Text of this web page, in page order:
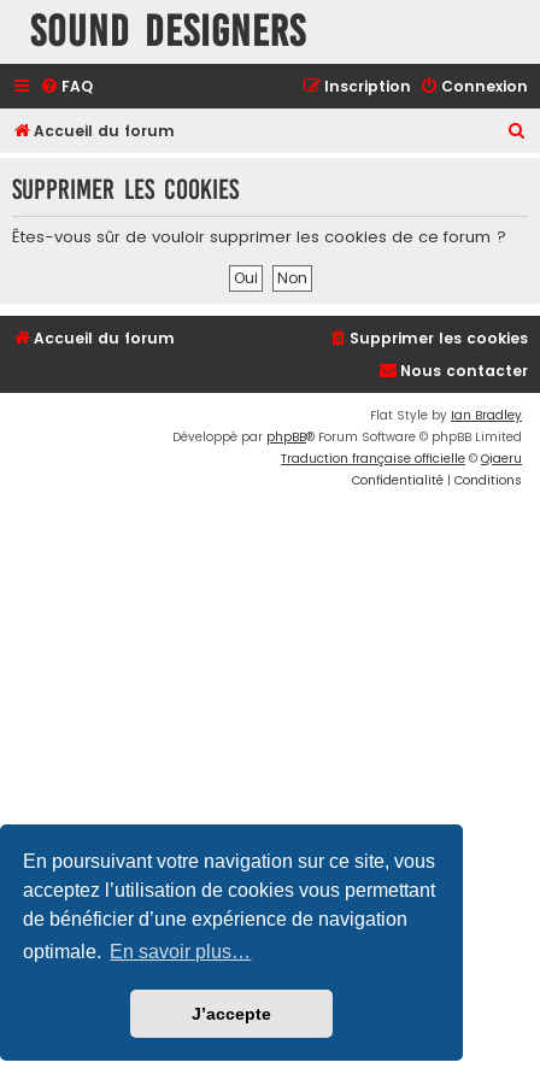
En poursuivant votre navigation sur ce site, vous
acceptez l’utilisation de cookies vous permettant
de bénéficier d’une expérience de navigation
optimale. En savoir plus…
J’accepte
Sound Designers
FAQ Connexion
Inscription
Accueil du forum
h
c
h
Supprimer les cookies
Êtes-vous sûr de vouloir supprimer les cookies de ce forum ?
Accueil du forum
Supprimer les cookies
Nous contacter
Flat Style by Ian Bradley
Développé par phpBB® Forum Software © phpBB Limited
Traduction française officielle © Qiaeru
Confidentialité | Conditions